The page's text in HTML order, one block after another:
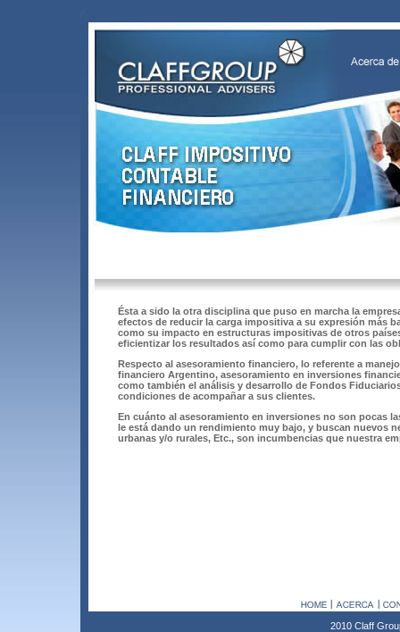
Ésta a sido la otra disciplina que puso en marcha la
efectos de reducir la carga impositiva a su expresión más
como su impacto en estructuras impositivas de otros
eficientizar los resultados así como para cumplir con las
Respecto al asesoramiento financiero, lo referente a
financiero Argentino, asesoramiento en inversiones
como también el análisis y desarrollo de Fondos
condiciones de acompañar a sus clientes.
En cuánto al asesoramiento en inversiones no son pocas
le está dando un rendimiento muy bajo, y buscan nuevos
urbanas y/o rurales, Etc., son incumbencias que nuestra
2010 Claff